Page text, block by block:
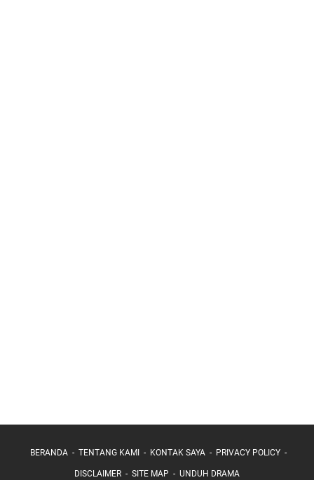
BERANDA TENTANG KAMI KONTAK SAYA PRIVACY POLICY
DISCLAIMER SITE MAP UNDUH DRAMA